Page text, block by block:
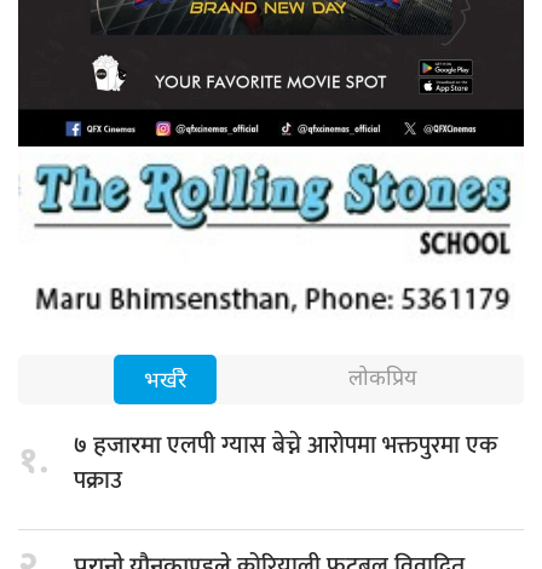
भर्खरै लोकप्रिय
१. ७ हजारमाएलपी ग्यास बेच्ने आरोपमा भक्तपुरमा एक
पक्राउ